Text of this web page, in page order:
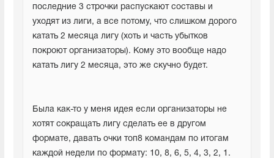
последние 3 строчки распускают составы и
уходят из лиги, а все потому, что слишком дорого
катать 2 месяца лигу (хоть и часть убытков
покроют организаторы). Кому это вообще надо
катать лигу 2 месяца, это же скучно будет.
Была как-то у меня идея если организаторы не
хотят сокращать лигу сделать ее в другом
формате, давать очки топ8 командам по итогам
каждой недели по формату: 10, 8, 6, 5, 4, 3, 2, 1.